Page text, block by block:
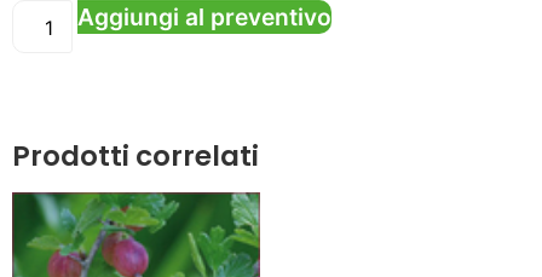
Aggiungi al preventivo
Prodotti correlati